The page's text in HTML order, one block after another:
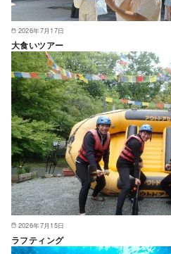
2026年7月17日
大食いツアー
2026年7月15日
ラフティング